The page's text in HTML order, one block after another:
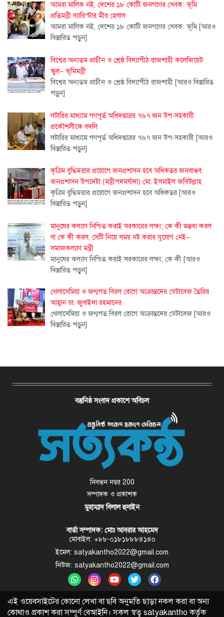
আমরা মালিক নই, দেশের ১৮ কোটি জনগণের সেবক: ভূমি
প্রতিমন্ত্রী ব্যারিস্টার মীর হেলাল
আমরা মালিক নই, দেশের ১৮ কোটি জনগণের সেবক: ভূমি [আরও
বিস্তারিত পড়ুন]
বিশ্বের অন্যতম প্রাচীন ও শ্রেষ্ঠ বিদ্যাপীঠ রাজশাহী কলেজিয়েট
স্কুল– ভূমিমন্ত্রী
বিশ্বের অন্যতম প্রাচীন ও শ্রেষ্ঠ বিদ্যাপীঠ রাজশাহী [আরও বিস্তারিত
পড়ুন]
লটারির মাধ্যমে গণপূর্ত অধিদপ্তরের ৭৬৭ জন উপ-সহকারী
প্রকৌশলীকে বদলি
লটারির মাধ্যমে গণপূর্ত অধিদপ্তরের ৭৬৭ জন উপ-সহকারী [আরও
বিস্তারিত পড়ুন]
কৃত্রিম বুদ্ধিমত্তার প্রয়োগে জনপ্রশাসন হবে অধিকতর জনবান্ধব:
জনপ্রশাসন উপদেষ্টা (মন্ত্রীপদমর্যাদা) মো. ইসমাইল জবিউল্লাহ
কৃত্রিম বুদ্ধিমত্তার প্রয়োগে জনপ্রশাসন হবে অধিকতর [আরও
বিস্তারিত পড়ুন]
মানুষের কল্যাণ নিশ্চিত করাই সরকারের লক্ষ্য; কে কী মন্তব্য করল
বা কে কী করল, সেটি নিয়ে সময় নষ্ট করার সুযোগ নেই–
সমাজকল্যাণ মন্ত্রী
মানুষের কল্যাণ নিশ্চিত করাই সরকারের লক্ষ্য; কে কী [আরও
বিস্তারিত পড়ুন]
থেলাসেমিয়া ও জন্মগত বিরল রোগে আক্রান্তদের ডেটাবেজ তৈরির
আহ্বান ডা. জুবাইদা রহমানের
থেলাসেমিয়া ও জন্মগত বিরল রোগে আক্রান্তদের ডেটাবেজ [আরও
বিস্তারিত পড়ুন]
বস্তুনিষ্ঠ সংবাদ প্রকাশে অবিচল
নিবন্ধন নম্বর 200
সম্পাদক ও প্রকাশক
মুহাম্মাদ বিলাল হুসাইন
বার্তা সম্পাদক: মোঃ আবরার আহমেদ
মোবাইল: +৮৮-০১৮১৮৮৮৪১৪০
ইমেল: satyakantho2022@gmail.com
নিউজ: satyakantho2022@gmail.com
এই ওয়েবসাইটের কোনো লেখা বা ছবি অনুমতি ছাড়া নকল করা বা অন্য
কোথাও প্রকাশ করা সম্পূর্ণ বেআইনি। সকল স্বত্ব satyakantho কর্তৃক